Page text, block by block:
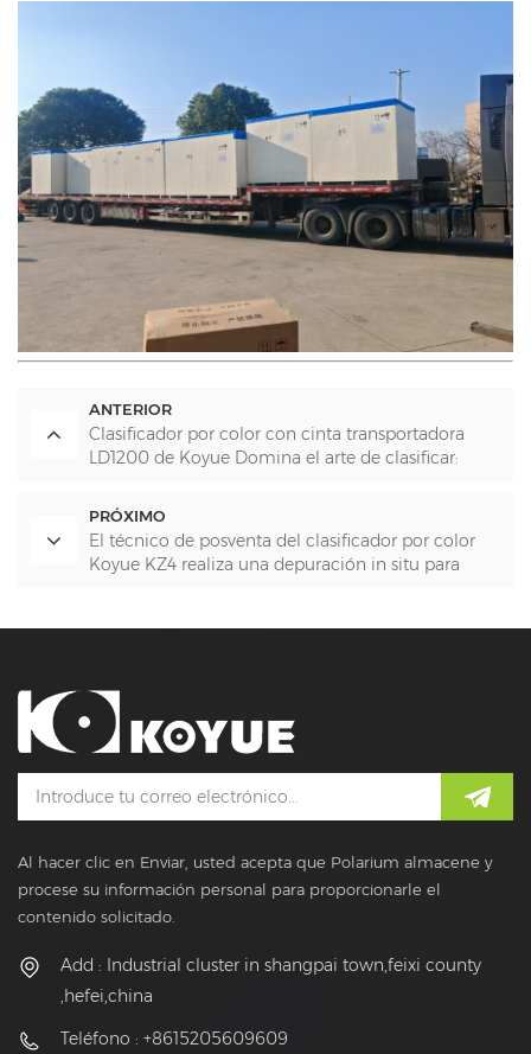
ANTERIOR
Clasificador por color con cinta transportadora
LD1200 de Koyue Domina el arte de clasificar:
medicinales y piedras
PRÓXIMO
El técnico de posventa del clasificador por color
Koyue KZ4 realiza una depuración in situ para
Al hacer clic en Enviar, usted acepta que Polarium almacene y
procese su información personal para proporcionarle el
contenido solicitado.
Add : Industrial cluster in shangpai town,feixi county
,hefei,china
Teléfono : +8615205609609